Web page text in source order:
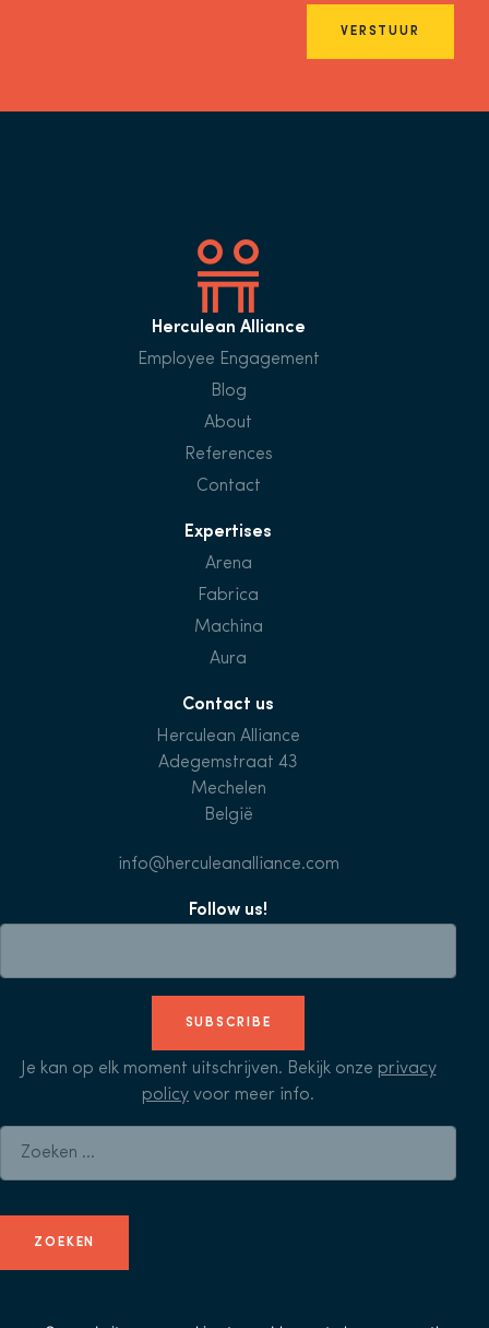
VERSTUUR
Herculean Alliance
Employee Engagement
Blog
About
References
Contact
Expertises
Arena
Fabrica
Machina
Aura
Contact us
Herculean Alliance
Adegemstraat 43
Mechelen
België
info@herculeanalliance.com
Follow us!
SUBSCRIBE
Je kan op elk moment uitschrijven. Bekijk onze privacy
policy voor meer info.